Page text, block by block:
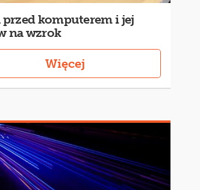
przed komputerem i jej
na wzrok
Więcej